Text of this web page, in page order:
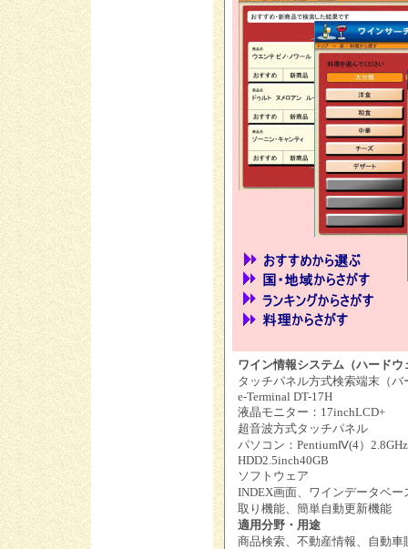
ワイン情報システム（ハードウ
タッチパネル方式検索端末（バ
e-Terminal DT-17H
液晶モニター：17inchLCD+
超音波方式タッチパネル
パソコン：PentiumⅣ(4）
HDD2.5inch40GB
ソフトウェア
INDEX画面、ワインデータベ
取り機能、簡単自動更新機能
適用分野・用途
商品検索、不動産情報、自動車